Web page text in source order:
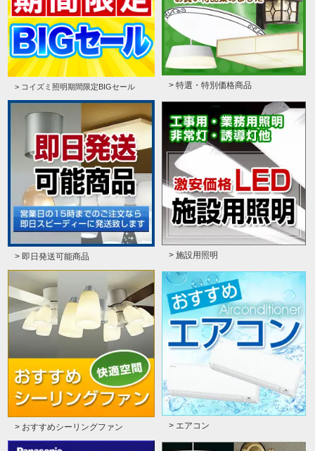
> コイズミ照明期間限定BIGセール > 特選・特別価格商品
> 即日発送可能商品 > 施設用照明
> おすすめシーリングファン > エアコン